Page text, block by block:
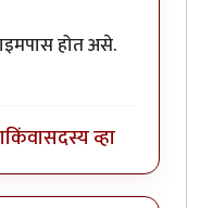
होत असे.
किंवासदस्य व्हा